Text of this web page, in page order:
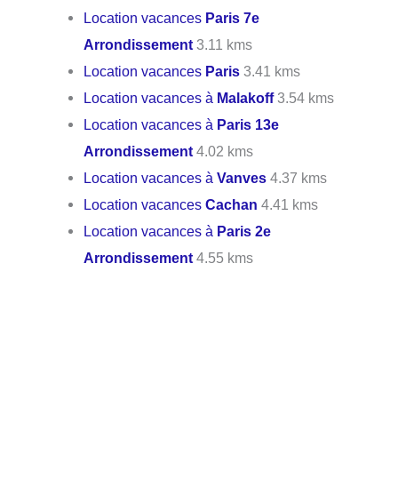
Location vacances Paris 7e
Arrondissement 3.11 kms
Location vacances Paris 3.41 kms
Location vacances à Malakoff3.54 kms
Location vacances à Paris 13e
Arrondissement 4.02 kms
Location vacances àVanves 4.37 kms
Location vacancesCachan 4.41 kms
Location vacances à Paris 2e
Arrondissement 4.55 kms